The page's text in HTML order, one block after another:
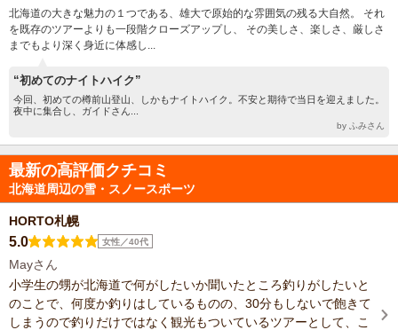
北海道の大きな魅力の１つである、雄大で原始的な雰囲気の残る大自然。 それ
を既存のツアーよりも一段階クローズアップし、 その美しさ、楽しさ、厳しさ
までもより深く身近に体感し...
“初めてのナイトハイク”
今回、初めての樽前山登山、しかもナイトハイク。不安と期待で当日を迎えました。
夜中に集合し、ガイドさん...
by ふみさん
最新の高評価クチコミ
北海道周辺の雪・スノースポーツ
HORTO札幌
5.0 女性／40代
Mayさん
小学生の甥が北海道で何がしたいか聞いたところ釣りがしたいと
のことで、何度か釣りはしているものの、30分もしないで飽きて
しまうので釣りだけではなく観光もついているツアーとして、こ